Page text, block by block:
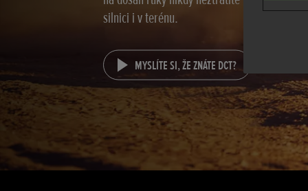
silnici i v terénu.
MYSLÍTE SI, ŽE ZNÁTE DCT?